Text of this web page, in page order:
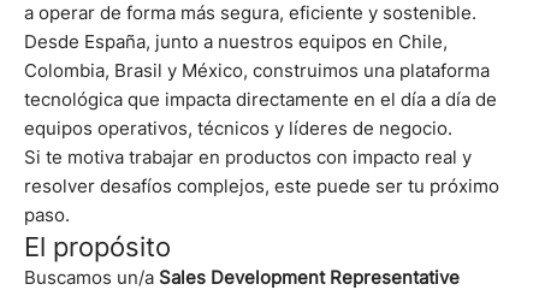
a operar de forma más segura, eficiente y sostenible.
Desde España, junto a nuestros equipos en Chile,
Colombia, Brasil y México, construimos una plataforma
tecnológica que impacta directamente en el día a día de
equipos operativos, técnicos y líderes de negocio.
Si te motiva trabajar en productos con impacto real y
resolver desafíos complejos, este puede ser tu próximo
paso.
El propósito
Buscamos un/a Sales Development Representative